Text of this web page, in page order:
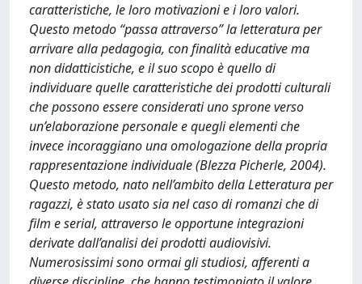
caratteristiche, le loro motivazioni e i loro valori.
Questo metodo “passa attraverso” la letteratura per
arrivare alla pedagogia, con finalità educative ma
non didatticistiche, e il suo scopo è quello di
individuare quelle caratteristiche dei prodotti culturali
che possono essere considerati uno sprone verso
un’elaborazione personale e quegli elementi che
invece incoraggiano una omologazione della propria
rappresentazione individuale (Blezza Picherle, 2004).
Questo metodo, nato nell’ambito della Letteratura per
ragazzi, è stato usato sia nel caso di romanzi che di
film e serial, attraverso le opportune integrazioni
derivate dall’analisi dei prodotti audiovisivi.
Numerosissimi sono ormai gli studiosi, afferenti a